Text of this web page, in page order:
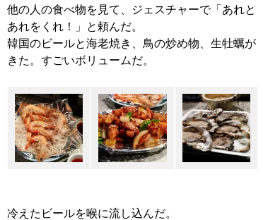
他の人の食べ物を見て、ジェスチャーで「あれと
あれをくれ！」と頼んだ。
韓国のビールと海老焼き、鳥の炒め物、生牡蠣が
きた。すごいボリュームだ。
冷えたビールを喉に流し込んだ。